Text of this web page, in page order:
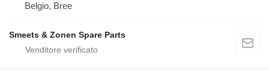
Belgio, Bree
Smeets & Zonen Spare Parts